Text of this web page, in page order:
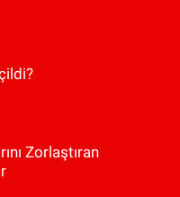
Zorlaştıran